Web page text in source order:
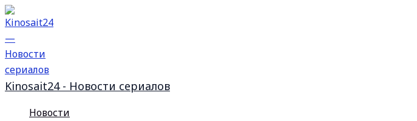
Перейти
к
содержимому
Kinosait24 - Новости сериалов
Новости